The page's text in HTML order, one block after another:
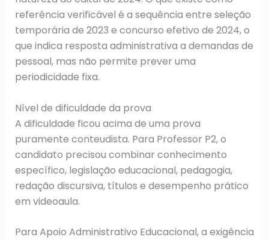
referência verificável é a sequência entre seleção
temporária de 2023 e concurso efetivo de 2024, o
que indica resposta administrativa a demandas de
pessoal, mas não permite prever uma
periodicidade fixa.
Nível de dificuldade da prova
A dificuldade ficou acima de uma prova
puramente conteudista. Para Professor P2, o
candidato precisou combinar conhecimento
específico, legislação educacional, pedagogia,
redação discursiva, títulos e desempenho prático
em videoaula.
Para Apoio Administrativo Educacional, a exigência